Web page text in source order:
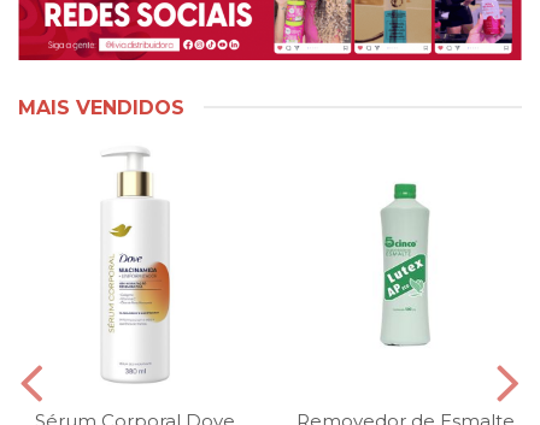
MAIS VENDIDOS
Sérum Corporal Dove
Removedor de Esmalte